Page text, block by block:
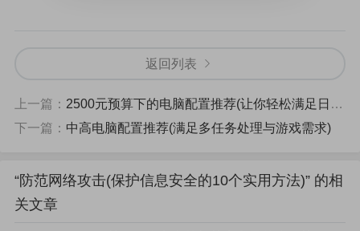
或懈怠而成为受害者
或泄露。例如在网上购物时选择正规平台并使用复杂密
码、避免轻信陌生人发送的链接、不借助公共Wi-Fi连接敏
返回列表
上一篇： 2500元预算下的电脑配置推荐(让你轻松满足日常办公和娱乐需求)
下一篇： 中高电脑配置推荐(满足多任务处理与游戏需求)
“防范网络攻击(保护信息安全的10个实用方法)” 的相
关文章